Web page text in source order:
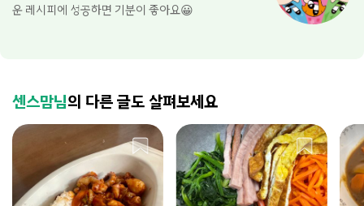
운 레시피에 성공하면 기분이 좋아요😀
센스맘님의 다른 글도 살펴보세요